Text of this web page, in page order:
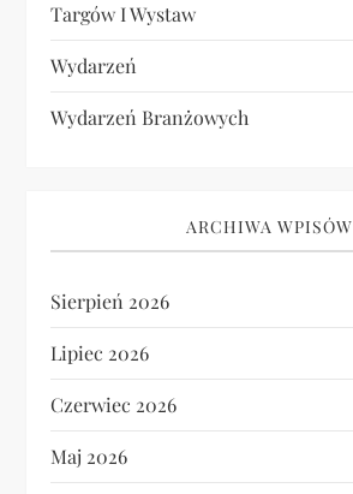
Targów I Wystaw
Wydarzeń
Wydarzeń Branżowych
ARCHIWA WPISÓW
Sierpień 2026
Lipiec 2026
Czerwiec 2026
Maj 2026